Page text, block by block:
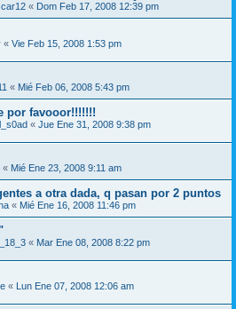
« Dom Feb 17, 2008 12:39 pm
« Vie Feb 15, 2008 1:53 pm
« Mié Feb 06, 2008 5:43 pm
por favooor!!!!!!!
« Jue Ene 31, 2008 9:38 pm
« Mié Ene 23, 2008 9:11 am
a otra dada, q pasan por 2 puntos
« Mié Ene 16, 2008 11:46 pm
« Mar Ene 08, 2008 8:22 pm
« Lun Ene 07, 2008 12:06 am